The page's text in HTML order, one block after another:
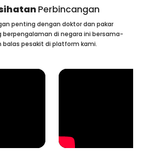
Perbincangan
penting dengan doktor dan pakar
di negara ini bersama-
pesakit di platform kami.